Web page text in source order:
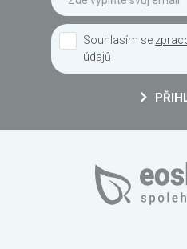
Souhlasím se
údajů